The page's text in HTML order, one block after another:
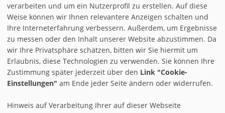
verarbeiten und um ein Nutzerprofil zu erstellen. Auf diese
Weise können wir Ihnen relevantere Anzeigen schalten und
Ihre Interneterfahrung verbessern. Außerdem, um Ergebnisse
zu messen oder den Inhalt unserer Website abzustimmen. Da
wir Ihre Privatsphäre schätzen, bitten wir Sie hiermit um
Erlaubnis, diese Technologien zu verwenden. Sie können Ihre
Zustimmung später jederzeit über den Link "Cookie-
Einstellungen" am Ende jeder Seite ändern oder widerrufen.
Hinweis auf Verarbeitung Ihrer auf dieser Webseite